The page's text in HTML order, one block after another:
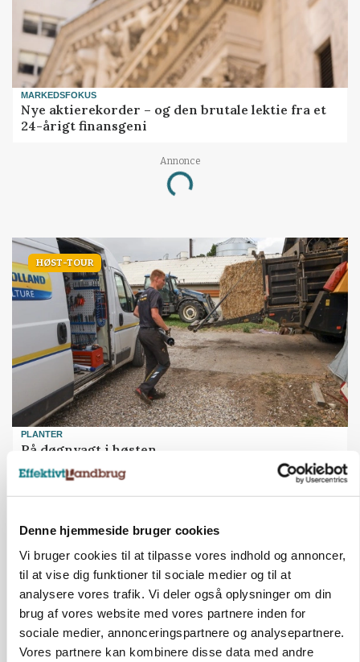
Denne hjemmeside bruger cookies
Vi bruger cookies til at tilpasse vores indhold og annoncer,
til at vise dig funktioner til sociale medier og til at
analysere vores trafik. Vi deler også oplysninger om din
brug af vores website med vores partnere inden for
sociale medier, annonceringspartnere og analysepartnere.
Vores partnere kan kombinere disse data med andre
MARKEDSFOKUS
Nye aktierekorder – og den brutale lektie fra et
24-årigt finansgeni
Annonce
Loading...
HØST-TOUR
PLANTER
På døgnvagt i høsten